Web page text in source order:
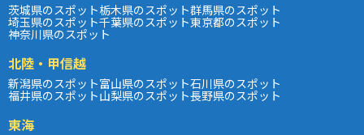
茨城県のスポット栃木県のスポット群馬県のスポット
埼玉県のスポット千葉県のスポット東京都のスポット
神奈川県のスポット
北陸・甲信越
新潟県のスポット富山県のスポット石川県のスポット
福井県のスポット山梨県のスポット長野県のスポット
東海